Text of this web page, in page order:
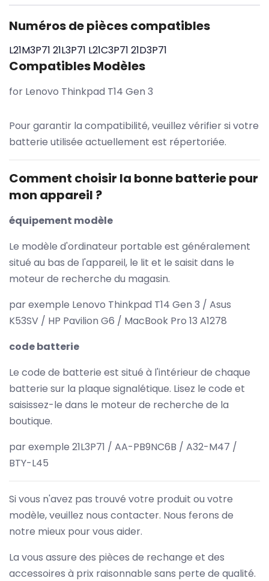
Numéros de pièces compatibles
L21M3P71 21L3P71 L21C3P71 21D3P71
Compatibles Modèles
for Lenovo Thinkpad T14 Gen 3
Pour garantir la compatibilité, veuillez vérifier si votre
batterie utilisée actuellement est répertoriée.
Comment choisir la bonne batterie pour
mon appareil ?
équipement modèle
Le modèle d'ordinateur portable est généralement
situé au bas de l'appareil, le lit et le saisit dans le
moteur de recherche du magasin.
par exemple Lenovo Thinkpad T14 Gen 3 / Asus
K53SV / HP Pavilion G6 / MacBook Pro 13 A1278
code batterie
Le code de batterie est situé à l'intérieur de chaque
batterie sur la plaque signalétique. Lisez le code et
saisissez-le dans le moteur de recherche de la
boutique.
par exemple 21L3P71 / AA-PB9NC6B / A32-M47 /
BTY-L45
Si vous n'avez pas trouvé votre produit ou votre
modèle, veuillez nous contacter. Nous ferons de
notre mieux pour vous aider.
La vous assure des pièces de rechange et des
accessoires à prix raisonnable sans perte de qualité.